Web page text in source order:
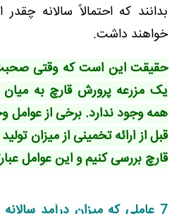
بدانند که احتمالاً سالانه
خواهند داشت.
حقیقت این است که وقتی
یک مزرعه پرورش قارچ به
همه وجود ندارد. برخی از عوامل
قبل از ارائه تخمینی از میزان
قارچ بررسی کنیم و این عوامل